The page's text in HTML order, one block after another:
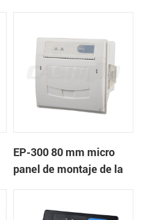
EP-300 80 mm micro
panel de montaje de la